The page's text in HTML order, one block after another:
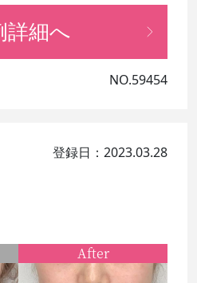
詳細へ
NO.59454
登録日：2023.03.28
After